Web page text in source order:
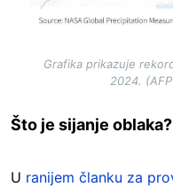
Grafika prikazuje
2024.
Što je sijanje oblaka?
U ranijem članku za